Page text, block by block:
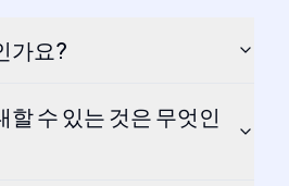
가요?
수 있는 것은 무엇인